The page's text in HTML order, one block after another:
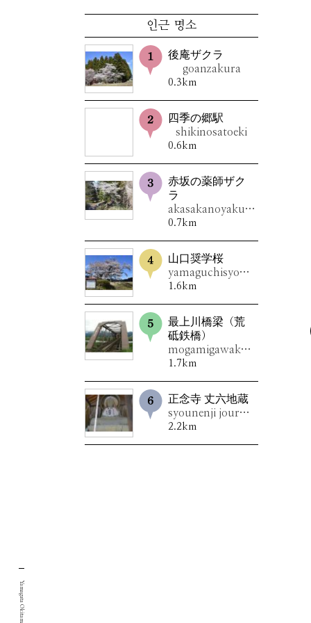
인근 명소
後庵ザクラ
goanzakura
0.3km
四季の郷駅
shikinosatoeki
0.6km
赤坂の薬師ザク
ラ
akasakanoyakushizakura
0.7km
山口奨学桜
yamaguchisyougakuzakura
1.6km
最上川橋梁（荒
砥鉄橋）
mogamigawakyouryou（aratotekkyou）
1.7km
正念寺 丈六地蔵
syounenji jourokujizou
2.2km